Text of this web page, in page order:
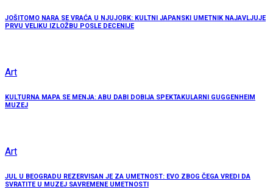
JOŠITOMO NARA SE VRAĆA U NJUJORK: KULTNI JAPANSKI UMETNIK NAJAVLJUJE
PRVU VELIKU IZLOŽBU POSLE DECENIJE
Art
KULTURNA MAPA SE MENJA: ABU DABI DOBIJA SPEKTAKULARNI GUGGENHEIM
MUZEJ
Art
JUL U BEOGRADU REZERVISAN JE ZA UMETNOST: EVO ZBOG ČEGA VREDI DA
SVRATITE U MUZEJ SAVREMENE UMETNOSTI